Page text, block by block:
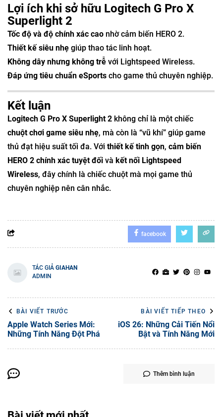
Lợi ích khi sở hữu Logitech G Pro X
Superlight 2
Tốc độ và độ chính xác cao nhờ cảm biến HERO 2.
Thiết kế siêu nhẹ giúp thao tác linh hoạt.
Không dây nhưng không trễ với Lightspeed Wireless.
Đáp ứng tiêu chuẩn eSports cho game thủ chuyên nghiệp.
Kết luận
Logitech G Pro X Superlight 2 không chỉ là một chiếc
chuột chơi game siêu nhẹ, mà còn là “vũ khí” giúp game
thủ đạt hiệu suất tối đa. Với thiết kế tinh gọn, cảm biến
HERO 2 chính xác tuyệt đối và kết nối Lightspeed
Wireless, đây chính là chiếc chuột mà mọi game thủ
chuyên nghiệp nên cân nhắc.
facebook
TÁC GIẢ GIAHAN
ADMIN
BÀI VIẾT TRƯỚC
Apple Watch Series Mới:
Những Tính Năng Đột Phá
BÀI VIẾT TIẾP THEO
iOS 26: Những Cải Tiến Nổi
Bật và Tính Năng Mới
Thêm bình luận